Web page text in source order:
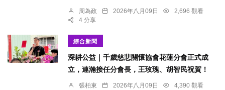
周為政 2026年八月09日
2,696 觀看
4 分享
綜合新聞
深耕公益｜千歲慈悲關懷協會花蓮分會正式成
立，連瀚接任分會長，王玫瑰、胡智民祝賀！
張柏東 2026年八月09日
4,390 觀看